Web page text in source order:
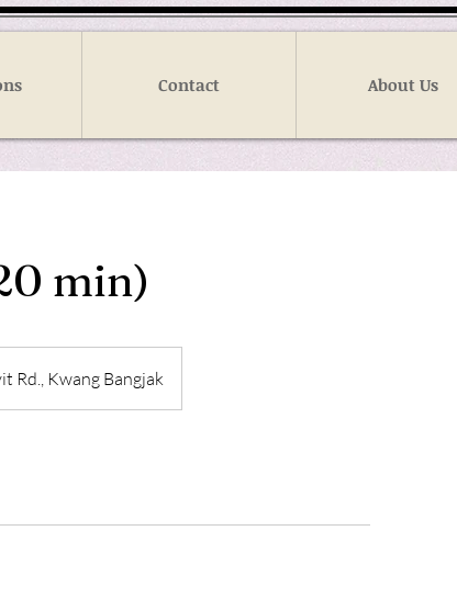
Contact About Us
min)
Rd., Kwang Bangjak